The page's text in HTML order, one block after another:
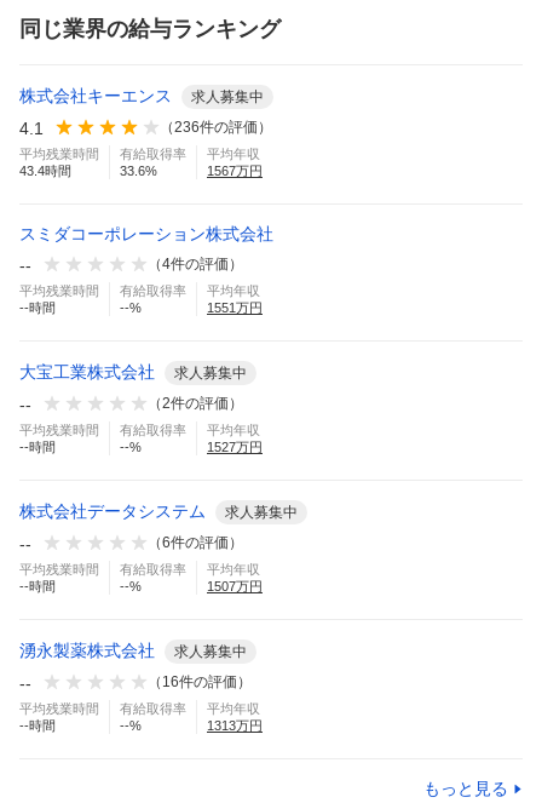
同じ業界の給与ランキング
株式会社キーエンス 求人募集中
4.1 （236件の評価）
平均残業時間
43.4時間
有給取得率
33.6%
平均年収
1567万円
スミダコーポレーション株式会社
--
（4件の評価）
平均残業時間
--時間
有給取得率
--%
平均年収
1551万円
大宝工業株式会社 求人募集中
-- （2件の評価）
平均残業時間
--時間
有給取得率
--%
平均年収
1527万円
株式会社データシステム 求人募集中
-- （6件の評価）
平均残業時間
--時間
有給取得率
--%
平均年収
1507万円
湧永製薬株式会社 求人募集中
-- （ 16件の評価）
平均残業時間
--時間
有給取得率
--%
平均年収
1313万円
もっと見る